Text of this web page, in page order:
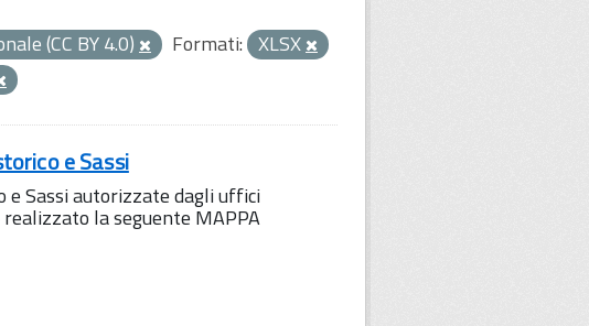
(CC BY 4.0)
Formati: XLSX
e Sassi
e Sassi autorizzate dagli uffici
la seguente MAPPA